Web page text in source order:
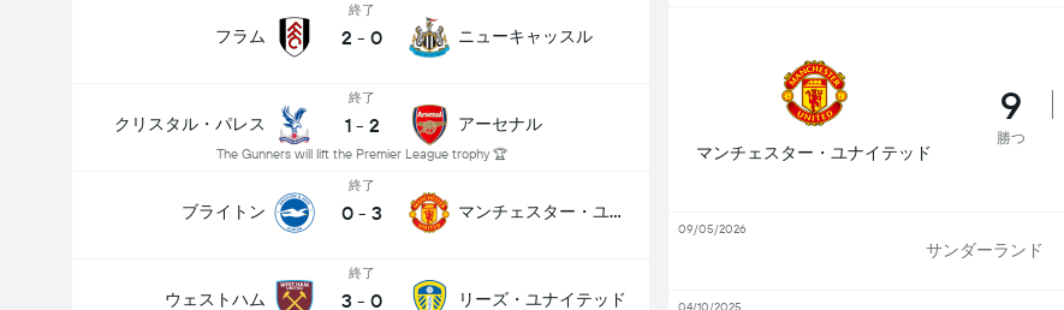
フラム
終了
2 - 0 ニューキャッスル
クリスタル・パレス
終了
1 - 2
The Gunners will lift the Premier League trophy 🏆
アーセナル
ブライトン
終了
0 - 3 マンチェスター・ユナイテッド
ウェストハム
終了
3 - 0 リーズ・ユナイテッド
マンチェスター・ユナイテッド
9
勝つ
サンダーランド
09/05/2026
04/10/2025